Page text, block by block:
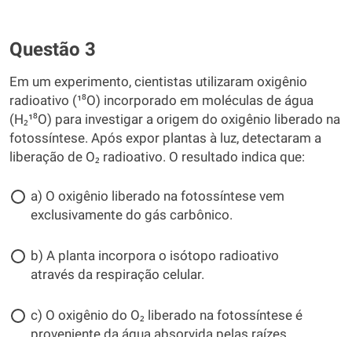
Questão 3
Em um experimento, cientistas utilizaram oxigênio
radioativo (¹⁸O) incorporado em moléculas de água
(H₂¹⁸O) para investigar a origem do oxigênio liberado na
fotossíntese. Após expor plantas à luz, detectaram a
liberação de O₂ radioativo. O resultado indica que:
a) O oxigênio liberado na fotossíntese vem
exclusivamente do gás carbônico.
b) A planta incorpora o isótopo radioativo
através da respiração celular.
c) O oxigênio do O₂ liberado na fotossíntese é